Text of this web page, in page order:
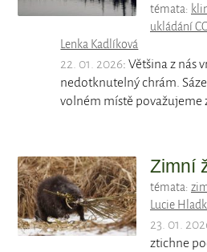
témata:
ukládání
Lenka Kadlíková
22. 01. 2026: Většina z nás
nedotknutelný chrám.
volném místě považujeme
Zimní
témata:
Lucie
23. 01.
ztichne